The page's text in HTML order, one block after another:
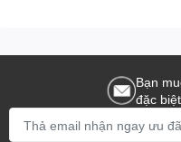
Bạn
đặc